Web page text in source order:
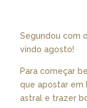
Segundou com
vindo agosto!
Para começar
que apostar em
astral e trazer